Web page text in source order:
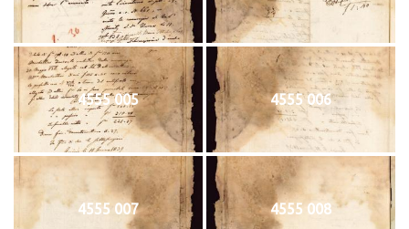
4555 005 4555 006
4555 007 4555 008